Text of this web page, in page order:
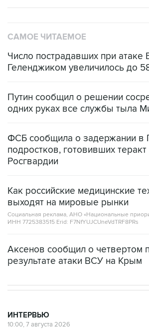
САМОЕ ЧИТАЕМОЕ
Число пострадавших при
Геленджиком увеличилось до
Путин сообщил о решении
одних руках все службы тыла
ФСБ сообщила о задержании в
подростков, готовивших
Росгвардии
Как российские медицинские
выходят на мировые рынки
Социальная реклама, АНО «Национальные
ИНН 7725383515 Erid: F7NfYUJCUneVdTRF8PRs
Аксенов сообщил о четвертом
результате атаки ВСУ на Крым
ИНТЕРВЬЮ
10:00, 7 августа 2026